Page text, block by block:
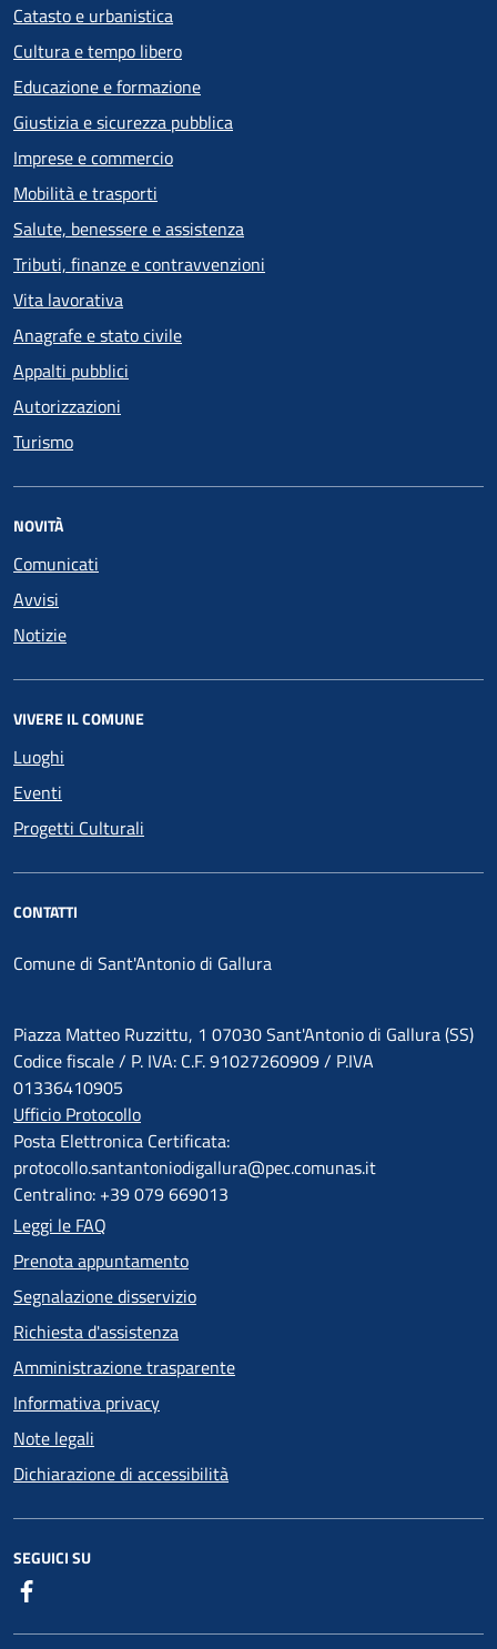
Catasto e urbanistica
Cultura e tempo libero
Educazione e formazione
Giustizia e sicurezza pubblica
Imprese e commercio
Mobilità e trasporti
Salute, benessere e assistenza
Tributi, finanze e contravvenzioni
Vita lavorativa
Anagrafe e stato civile
Appalti pubblici
Autorizzazioni
Turismo
NOVITÀ
Comunicati
Avvisi
Notizie
VIVERE IL COMUNE
Luoghi
Eventi
Progetti Culturali
CONTATTI
Comune di Sant'Antonio di Gallura
Piazza Matteo Ruzzittu, 1 07030 Sant'Antonio di Gallura (SS)
Codice fiscale / P. IVA: C.F. 91027260909 / P.IVA
01336410905
Ufficio Protocollo
Posta Elettronica Certificata:
protocollo.santantoniodigallura@pec.comunas.it
Centralino: +39 079 669013
Leggi le FAQ
Prenota appuntamento
Segnalazione disservizio
Richiesta d'assistenza
Amministrazione trasparente
Informativa privacy
Note legali
Dichiarazione di accessibilità
SEGUICI SU